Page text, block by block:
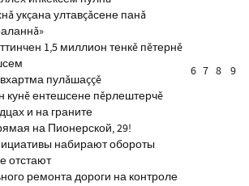
укçана ултавçăсене панă
1,5 миллион тенкĕ пĕтернĕ
пулăшаççĕ
кунĕ ентешсене пĕрлештерчĕ
и на граните
на Пионерской, 29!
набирают обороты
отстают
ремонта дороги на контроле
6 7 8 9